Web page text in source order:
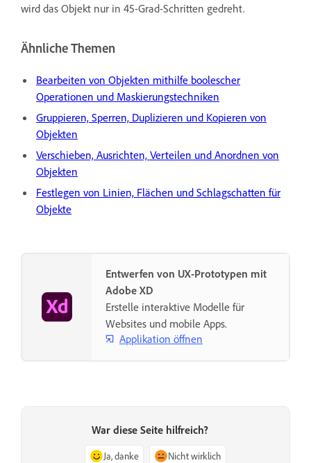
wird das Objekt nur in 45-Grad-Schritten gedreht.
Ähnliche Themen
Bearbeiten von Objekten mithilfe boolescher
Operationen und Maskierungstechniken
Gruppieren, Sperren, Duplizieren und Kopieren von
Objekten
Verschieben, Ausrichten, Verteilen und Anordnen von
Objekten
Festlegen von Linien, Flächen und Schlagschatten für
Objekte
Entwerfen von UX-Prototypen mit
Adobe XD
Erstelle interaktive Modelle für
Websites und mobile Apps.
Applikation öffnen
War diese Seite hilfreich?
Ja, danke Nicht wirklich